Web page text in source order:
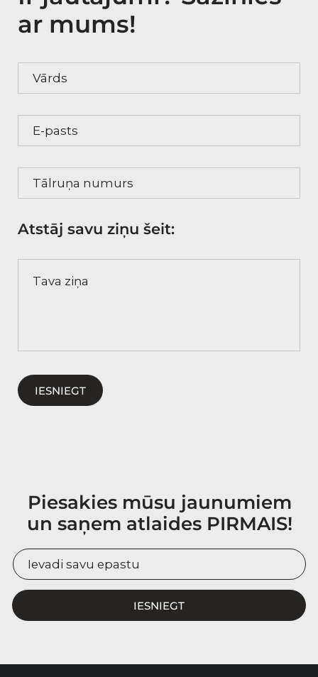
ar mums!
Atstāj savu ziņu šeit:
IESNIEGT
Piesakies mūsu jaunumiem
un saņem atlaides PIRMAIS!
IESNIEGT